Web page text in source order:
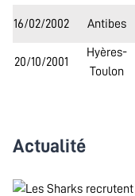
16/02/2002 Antibes
20/10/2001
Hyères-
Toulon
Actualité